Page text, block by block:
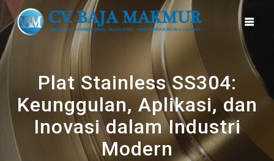
to
content
Plat Stainless SS304:
Keunggulan, Aplikasi, dan
Inovasi dalam Industri
Modern